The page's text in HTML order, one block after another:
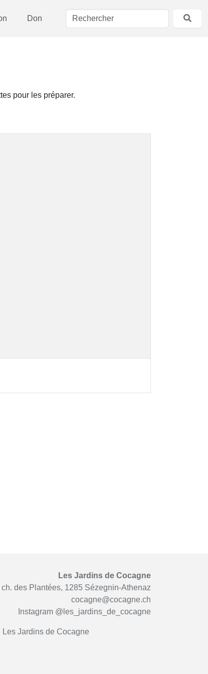
Don
pour les préparer.
Les Jardins de Cocagne
ch. des Plantées, 1285 Sézegnin-Athenaz
cocagne@cocagne.ch
Instagram @les_jardins_de_cocagne
Les Jardins de Cocagne